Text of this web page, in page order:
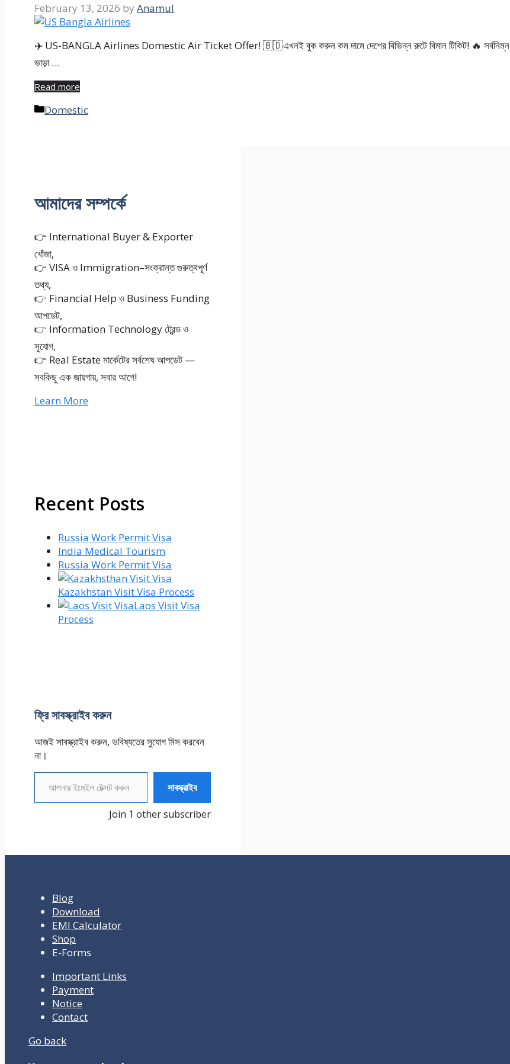
February 13, 2026 by Anamul
✈️ US-BANGLA Airlines Domestic Air Ticket Offer! 🇧🇩এখনই বুক করুন কম দামে দেশের বিভিন্ন রুটে বিমান টিকিট! 🔥 সর্বনিম্ন
ভাড়া …
Read more
Categories
Domestic
আমাদের সম্পর্কে
👉 International Buyer & Exporter
খোঁজা,
👉 VISA ও Immigration–সংক্রান্ত গুরুত্বপূর্ণ
তথ্য,
👉 Financial Help ও Business Funding
আপডেট,
👉 Information Technology ট্রেন্ড ও
সুযোগ,
👉 Real Estate মার্কেটের সর্বশেষ আপডেট —
সবকিছু এক জায়গায়, সবার আগে!
Learn More
Recent Posts
Russia Work Permit Visa
India Medical Tourism
Russia Work Permit Visa
Kazakhstan Visit Visa Process
Laos Visit Visa
Process
ফ্রি সাবস্ক্রাইব করুন
আজই সাবস্ক্রাইব করুন, ভবিষ্যতের সুযোগ মিস করবেন
না।
আপনার ইমেইল টেক্সট করুন
সাবস্ক্রাইব
Join 1 other subscriber
Blog
Download
EMI Calculator
Shop
E-Forms
Important Links
Payment
Notice
Contact
Go back